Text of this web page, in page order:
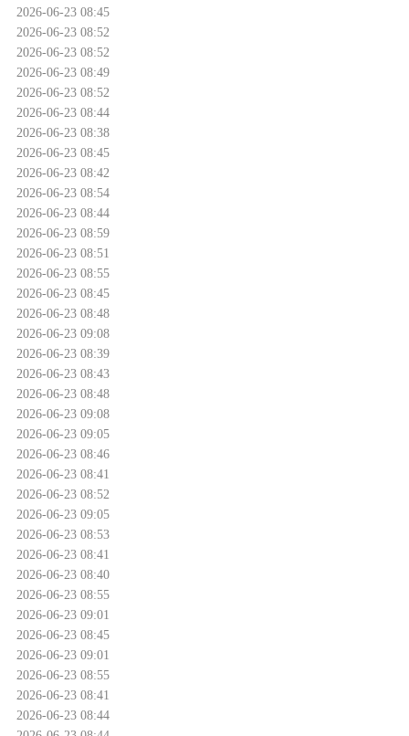
2026-06-23 08:45
2026-06-23 08:52
2026-06-23 08:52
2026-06-23 08:49
2026-06-23 08:52
2026-06-23 08:44
2026-06-23 08:38
2026-06-23 08:45
2026-06-23 08:42
2026-06-23 08:54
2026-06-23 08:44
2026-06-23 08:59
2026-06-23 08:51
2026-06-23 08:55
2026-06-23 08:45
2026-06-23 08:48
2026-06-23 09:08
2026-06-23 08:39
2026-06-23 08:43
2026-06-23 08:48
2026-06-23 09:08
2026-06-23 09:05
2026-06-23 08:46
2026-06-23 08:41
2026-06-23 08:52
2026-06-23 09:05
2026-06-23 08:53
2026-06-23 08:41
2026-06-23 08:40
2026-06-23 08:55
2026-06-23 09:01
2026-06-23 08:45
2026-06-23 09:01
2026-06-23 08:55
2026-06-23 08:41
2026-06-23 08:44